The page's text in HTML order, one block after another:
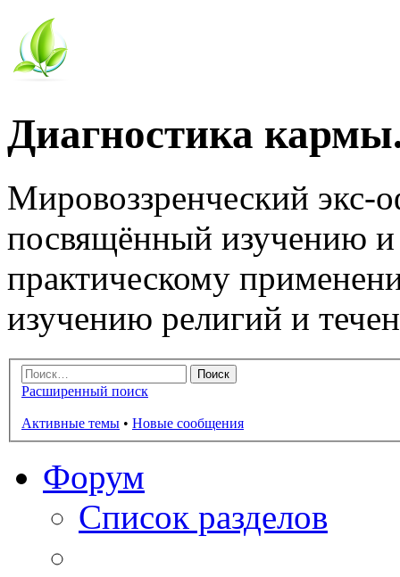
Диагностика
Мировоззренческий
посвящённый изучению
практическому
изучению религий и
Расширенный поиск
Активные темы • Новые сообщения
Форум
Список разделов